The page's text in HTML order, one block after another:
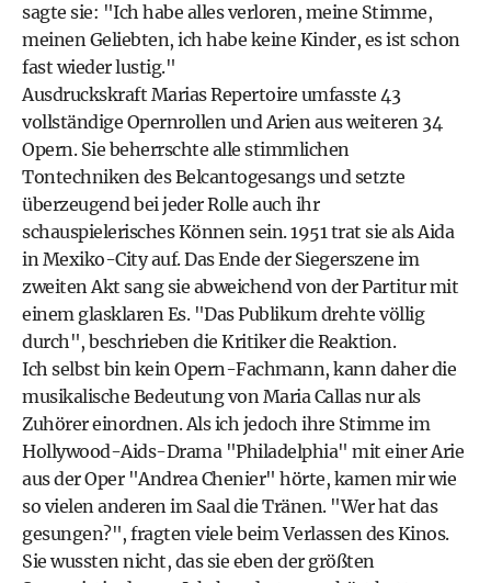
sagte sie: "Ich habe alles verloren, meine Stimme,
meinen Geliebten, ich habe keine Kinder, es ist schon
fast wieder lustig."
Ausdruckskraft Marias Repertoire umfasste 43
vollständige Opernrollen und Arien aus weiteren 34
Opern. Sie beherrschte alle stimmlichen
Tontechniken des Belcantogesangs und setzte
überzeugend bei jeder Rolle auch ihr
schauspielerisches Können sein. 1951 trat sie als Aida
in Mexiko-City auf. Das Ende der Siegerszene im
zweiten Akt sang sie abweichend von der Partitur mit
einem glasklaren Es. "Das Publikum drehte völlig
durch", beschrieben die Kritiker die Reaktion.
Ich selbst bin kein Opern-Fachmann, kann daher die
musikalische Bedeutung von Maria Callas nur als
Zuhörer einordnen. Als ich jedoch ihre Stimme im
Hollywood-Aids-Drama "Philadelphia" mit einer Arie
aus der Oper "Andrea Chenier" hörte, kamen mir wie
so vielen anderen im Saal die Tränen. "Wer hat das
gesungen?", fragten viele beim Verlassen des Kinos.
Sie wussten nicht, das sie eben der größten